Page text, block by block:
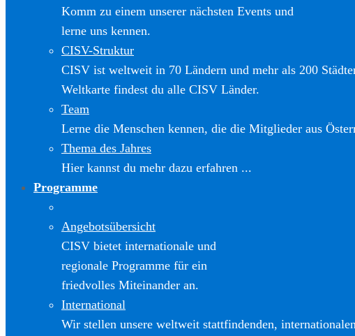
Komm zu einem unserer nächsten Events und
lerne uns kennen.
CISV-Struktur
CISV ist weltweit in 70 Ländern und mehr als 200
Weltkarte findest du alle CISV Länder.
Team
Lerne die Menschen kennen, die die Mitglieder aus
Thema des Jahres
Hier kannst du mehr dazu erfahren ...
Programme
Angebotsübersicht
CISV bietet internationale und
regionale Programme für ein
friedvolles Miteinander an.
International
Wir stellen unsere weltweit stattfindenden,